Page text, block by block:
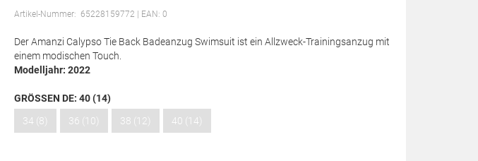
Artikel-Nummer: 65228159772 | EAN: 0
Der Amanzi Calypso Tie Back Badeanzug Swimsuit ist ein Allzweck-Trainingsanzug mit
einem modischen Touch.
Modelljahr: 2022
GRÖSSEN DE: 40 (14)
34 (8)
36 (10) 38 (12) 40 (14)